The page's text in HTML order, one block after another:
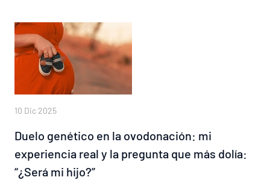
Duelo genético en la ovodonación: mi
experiencia real y la pregunta que más dolía:
“¿Será mi hijo?”
10 Dic 2025